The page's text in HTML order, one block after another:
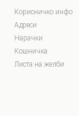
Корисничко инфо
Адреси
Нарачки
Кошничка
Листа на желби